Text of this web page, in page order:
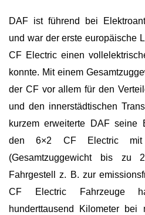
DAF ist führend bei
und war der erste europäische
CF Electric einen
konnte. Mit einem
der CF vor allem für den
und den innerstädtischen
kurzem erweiterte DAF seine
den 6×2 CF Electric mit
(Gesamtzuggewicht bis zu
Fahrgestell z. B. zur
CF Electric Fahrzeuge
hunderttausend Kilometer bei